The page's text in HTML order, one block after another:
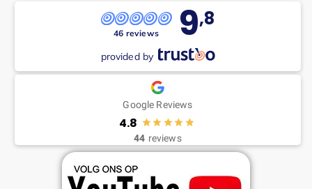
46 reviews 9,8
provided by
Google Reviews
4.8
44 reviews